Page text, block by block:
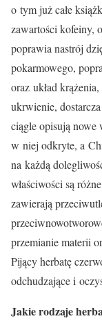
o tym już całe
zawartości kofeiny,
poprawia nastrój
pokarmowego,
oraz układ
ukrwienie,
ciągle opisują nowe
w niej odkryte, a
na każdą
właściwości są
zawierają
przemianie materii
Pijący herbatę
odchudzające i
Jakie rodzaje